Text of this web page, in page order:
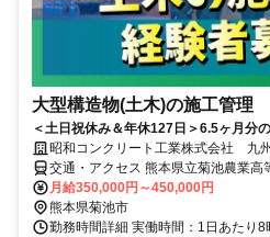
大型構造物(土木)の施工管理
＜土日祝休み＆年休127日＞6.5ヶ月分
昭和コンクリート工業株式会社 九
交通・アクセス 熊本県立菊池農業高
OK）
月給350,000円～450,000円
熊本県菊池市
勤務時間詳細 実働時間：1日あたり